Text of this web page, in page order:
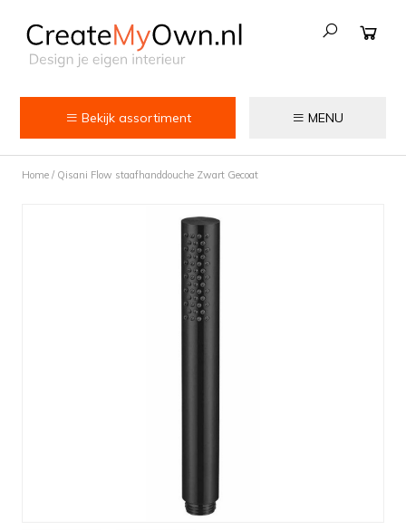
Bekijk assortiment MENU
Home/ Qisani Flow staafhanddouche Zwart Gecoat